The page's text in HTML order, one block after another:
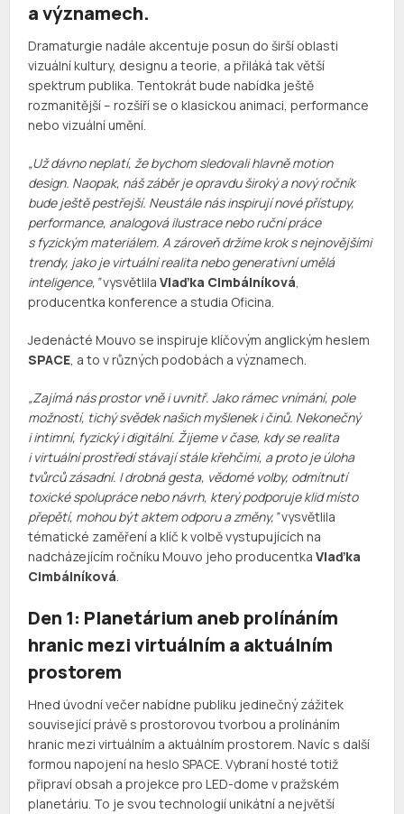
a významech.
Dramaturgie nadále akcentuje posun do širší oblasti
vizuální kultury, designu a teorie, a přiláká tak větší
spektrum publika. Tentokrát bude nabídka ještě
rozmanitější – rozšíří se o klasickou animaci, performance
nebo vizuální umění.
„Už dávno neplatí, že bychom sledovali hlavně motion
design. Naopak, náš záběr je opravdu široký a nový ročník
bude ještě pestřejší. Neustále nás inspirují nové přístupy,
performance, analogová ilustrace nebo ruční práce
s fyzickým materiálem. A zároveň držíme krok s nejnovějšími
trendy, jako je virtuální realita nebo generativní umělá
inteligence,”vysvětlilaVlaďka Cimbálníková,
producentka konference a studia Oficina.
Jedenácté Mouvo se inspiruje klíčovým anglickým heslem
SPACE, a to v různých podobách a významech.
„Zajímá nás prostor vně i uvnitř. Jako rámec vnímání, pole
možností, tichý svědek našich myšlenek i činů. Nekonečný
i intimní, fyzický i digitální. Žijeme v čase, kdy se realita
i virtuální prostředí stávají stále křehčími, a proto je úloha
tvůrců zásadní. I drobná gesta, vědomé volby, odmítnutí
toxické spolupráce nebo návrh, který podporuje klid místo
přepětí, mohou být aktem odporu a změny,”vysvětlila
tématické zaměření a klíč k volbě vystupujících na
nadcházejícím ročníku Mouvo jeho producentkaVlaďka
Cimbálníková.
Den 1: Planetárium aneb prolínáním
hranic mezi virtuálním a aktuálním
prostorem
Hned úvodní večer nabídne publiku jedinečný zážitek
související právě s prostorovou tvorbou a prolínáním
hranic mezi virtuálním a aktuálním prostorem. Navíc s další
formou napojení na heslo SPACE. Vybraní hosté totiž
připraví obsah a projekce pro LED-dome v pražském
planetáriu. To je svou technologií unikátní a největší